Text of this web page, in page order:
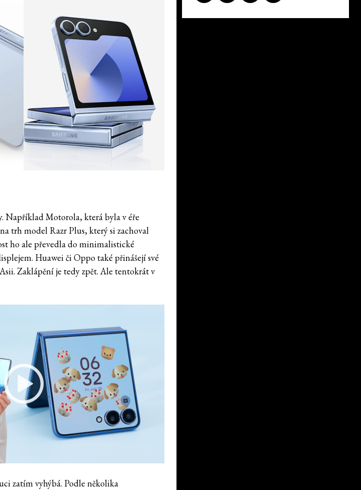
Například Motorola, která byla v éře
trh model Razr Plus, který si zachoval
ho ale převedla do minimalistické
Huawei či Oppo také přinášejí své
Zaklápění je tedy zpět. Ale tentokrát v
zatím vyhýbá. Podle několika